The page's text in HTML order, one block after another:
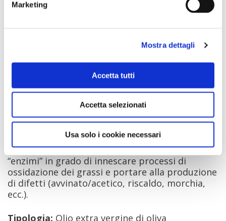
Marketing
Mostra dettagli
Accetta tutti
Accetta selezionati
Usa solo i cookie necessari
piccante. L’olio nuovo/novello, è l’olio fresco di
brevi (nel caso non lo si Decanta). In quanto non
decantato, le particelle che si depositeranno in
fondo al deposito “morchia”, potrebbero con il
passare del tempo, alterare il gusto e la sua
qualità.
La presenza di residui vegetali aumenta la
quantità di polifenoli, ma aumenta anche gli
“enzimi” in grado di innescare processi di
ossidazione dei grassi e portare alla produzione
di difetti (avvinato/acetico, riscaldo, morchia,
ecc.).
Tipologia: Olio extra vergine di oliva